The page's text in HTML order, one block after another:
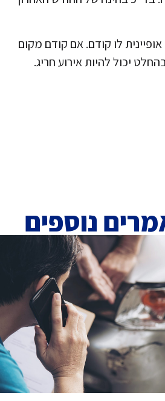
לו קודם. אם קודם מקום
יכול להיות אירוע חריג.
נוספים